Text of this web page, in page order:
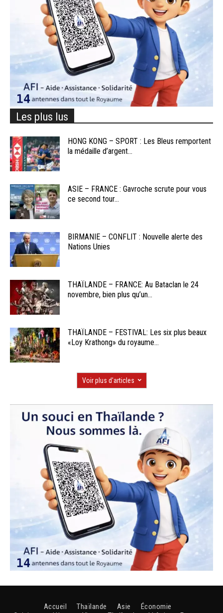
Les plus lus
HONG KONG – SPORT : Les Bleus remportent
la médaille d’argent...
ASIE – FRANCE : Gavroche scrute pour vous
ce second tour...
BIRMANIE – CONFLIT : Nouvelle alerte des
Nations Unies
THAÏLANDE – FRANCE: Au Bataclan le 24
novembre, bien plus qu’un...
THAÏLANDE – FESTIVAL: Les six plus beaux
«Loy Krathong» du royaume...
Voir plus d'articles
Accueil Thaïlande Asie
Économie